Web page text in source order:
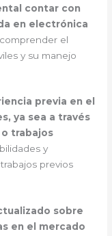
contar con
en electrónica
el
y su manejo
previa en el
ya sea a través
trabajos
y
previos
sobre
en el mercado